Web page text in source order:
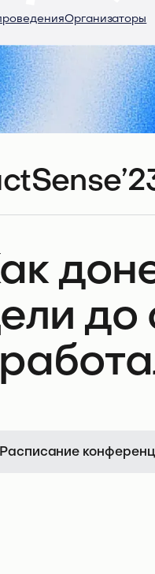
Организаторы
до
Расписание